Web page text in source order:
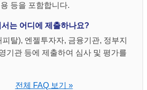
등을 포함합니다.
는 어디에 제출하나요?
탈), 엔젤투자자, 금융기관, 정부지
기관 등에 제출하여 심사 및 평가를
전체 FAQ 보기 »